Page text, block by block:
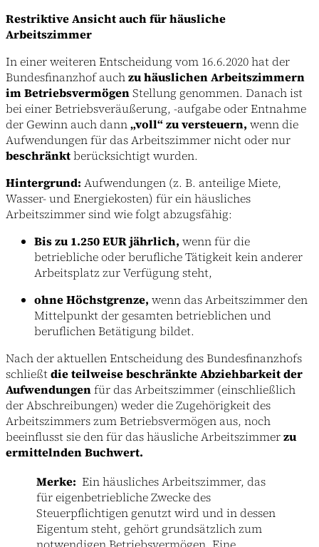
Restriktive Ansicht auch für häusliche
Arbeitszimmer
In einer weiteren Entscheidung vom 16.6.2020 hat der
Bundesfinanzhof auchzu häuslichen Arbeitszimmern
im BetriebsvermögenStellung genommen. Danach ist
bei einer Betriebsveräußerung, -aufgabe oder Entnahme
der Gewinn auch dann„voll“ zu versteuern, wenn die
Aufwendungen für das Arbeitszimmer nicht oder nur
beschränktberücksichtigt wurden.
Hintergrund: Aufwendungen (z. B. anteilige Miete,
Wasser- und Energiekosten) für ein häusliches
Arbeitszimmer sind wie folgt abzugsfähig:
Bis zu 1.250 EUR jährlich, wenn für die
betriebliche oder berufliche Tätigkeit kein anderer
Arbeitsplatz zur Verfügung steht,
ohne Höchstgrenze, wenn das Arbeitszimmer den
Mittelpunkt der gesamten betrieblichen und
beruflichen Betätigung bildet.
Nach der aktuellen Entscheidung des Bundesfinanzhofs
schließtdie teilweise beschränkte Abziehbarkeit der
Aufwendungenfür das Arbeitszimmer (einschließlich
der Abschreibungen) weder die Zugehörigkeit des
Arbeitszimmers zum Betriebsvermögen aus, noch
beeinflusst sie den für das häusliche Arbeitszimmerzu
ermittelnden Buchwert.
Merke: Ein häusliches Arbeitszimmer, das
für eigenbetriebliche Zwecke des
Steuerpflichtigen genutzt wird und in dessen
Eigentum steht, gehört grundsätzlich zum